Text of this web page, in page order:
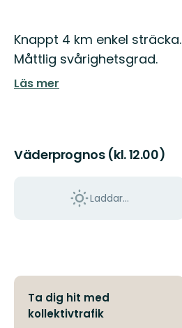
Beskrivning
Knappt 4 km enkel sträcka.
Måttlig svårighetsgrad.
Läs mer
Väderprognos (kl. 12.00)
Laddar...
Ta dig hit med
kollektivtrafik